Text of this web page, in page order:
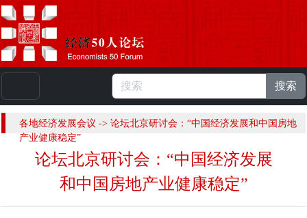
人 |English
搜索
各地经济发展会议 -> 论坛北京研讨会：“中国经济发展和中国房地
产业健康稳定”
论坛北京研讨会：“中国经济发展
和中国房地产业健康稳定”